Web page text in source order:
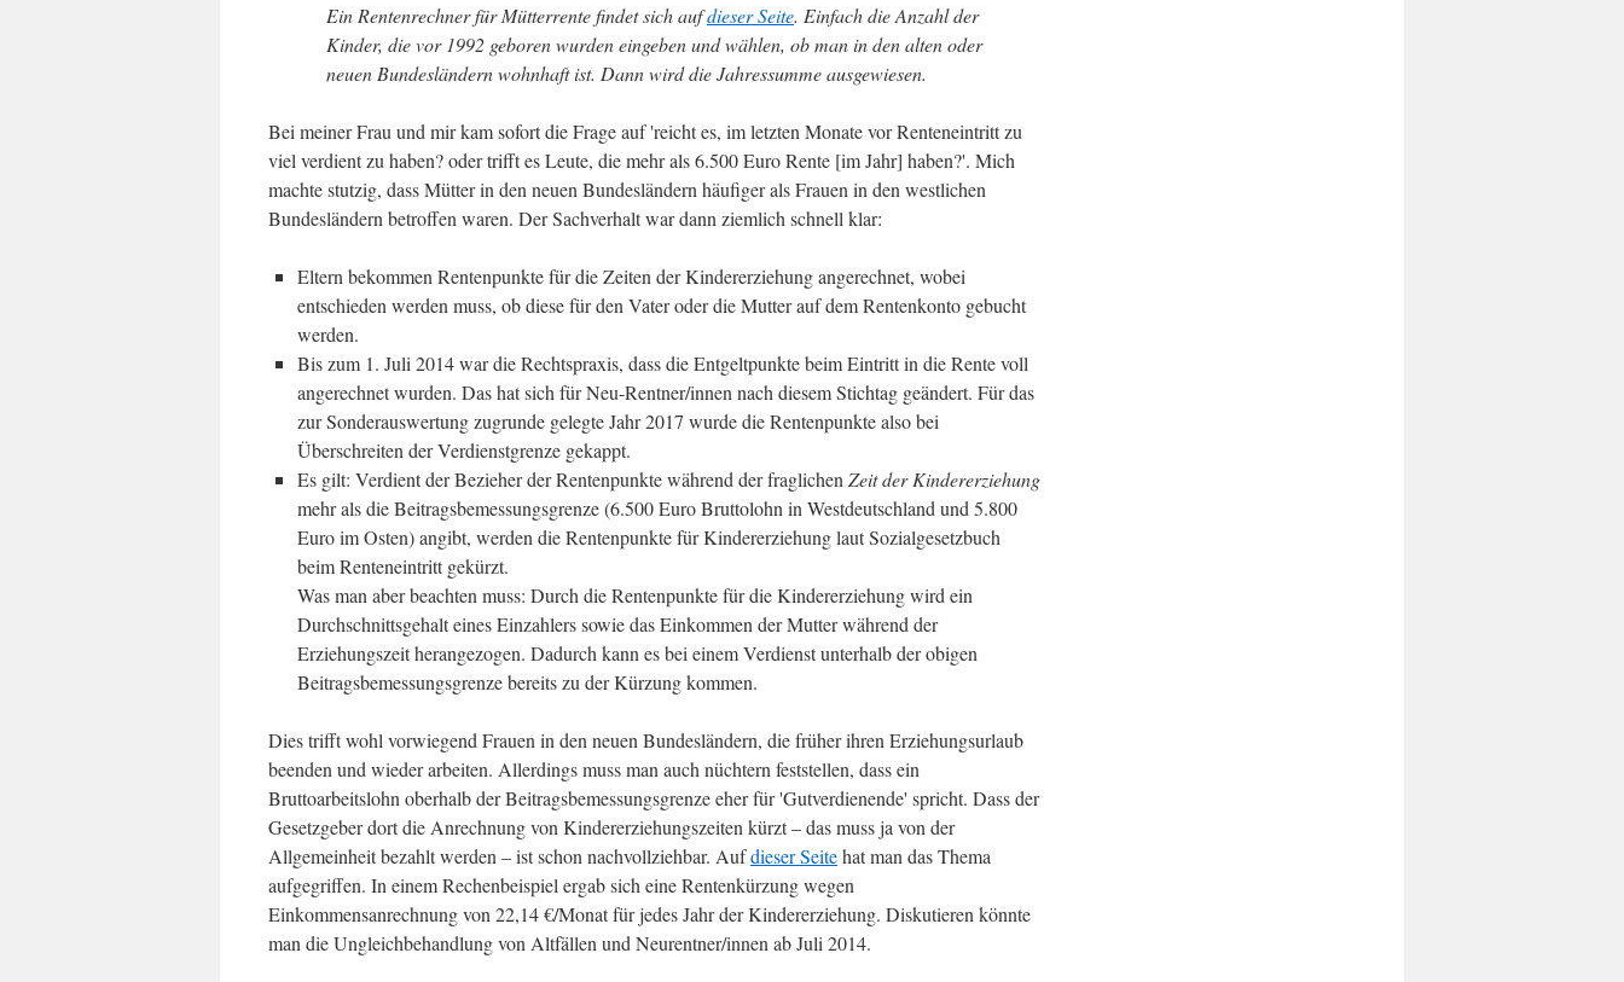
Ein Rentenrechner für Mütterrente findet sich aufdieser Seite. Einfach die Anzahl der
Kinder, die vor 1992 geboren wurden eingeben und wählen, ob man in den alten oder
neuen Bundesländern wohnhaft ist. Dann wird die Jahressumme ausgewiesen.
Bei meiner Frau und mir kam sofort die Frage auf 'reicht es, im letzten Monate vor Renteneintritt zu
viel verdient zu haben? oder trifft es Leute, die mehr als 6.500 Euro Rente [im Jahr] haben?'. Mich
machte stutzig, dass Mütter in den neuen Bundesländern häufiger als Frauen in den westlichen
Bundesländern betroffen waren. Der Sachverhalt war dann ziemlich schnell klar:
Eltern bekommen Rentenpunkte für die Zeiten der Kindererziehung angerechnet, wobei
entschieden werden muss, ob diese für den Vater oder die Mutter auf dem Rentenkonto gebucht
werden.
Bis zum 1. Juli 2014 war die Rechtspraxis, dass die Entgeltpunkte beim Eintritt in die Rente voll
angerechnet wurden. Das hat sich für Neu-Rentner/innen nach diesem Stichtag geändert. Für das
zur Sonderauswertung zugrunde gelegte Jahr 2017 wurde die Rentenpunkte also bei
Überschreiten der Verdienstgrenze gekappt.
Es gilt: Verdient der Bezieher der Rentenpunkte während der fraglichen Zeit der Kindererziehung
mehr als die Beitragsbemessungsgrenze (6.500 Euro Bruttolohn in Westdeutschland und 5.800
Euro im Osten) angibt, werden die Rentenpunkte für Kindererziehung laut Sozialgesetzbuch
beim Renteneintritt gekürzt.
Was man aber beachten muss: Durch die Rentenpunkte für die Kindererziehung wird ein
Durchschnittsgehalt eines Einzahlers sowie das Einkommen der Mutter während der
Erziehungszeit herangezogen. Dadurch kann es bei einem Verdienst unterhalb der obigen
Beitragsbemessungsgrenze bereits zu der Kürzung kommen.
Dies trifft wohl vorwiegend Frauen in den neuen Bundesländern, die früher ihren Erziehungsurlaub
beenden und wieder arbeiten. Allerdings muss man auch nüchtern feststellen, dass ein
Bruttoarbeitslohn oberhalb der Beitragsbemessungsgrenze eher für 'Gutverdienende' spricht. Dass der
Gesetzgeber dort die Anrechnung von Kindererziehungszeiten kürzt – das muss ja von der
Allgemeinheit bezahlt werden – ist schon nachvollziehbar. Aufdieser Seitehat man das Thema
aufgegriffen. In einem Rechenbeispiel ergab sich eine Rentenkürzung wegen
Einkommensanrechnung von 22,14 €/Monat für jedes Jahr der Kindererziehung. Diskutieren könnte
man die Ungleichbehandlung von Altfällen und Neurentner/innen ab Juli 2014.